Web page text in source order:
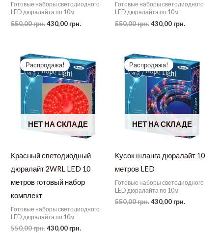
Готовые наборы светодиодного
LED дюралайта по 10м
550,00грн.Первоначальная
430,00 грн.
Готовые наборы светодиодного
LED дюралайта по 10м
550,00грн.Первоначальная
430,00 грн.
НЕТ НА СКЛАДЕ
Распродажа!
Красный светодиодный
дюралайт 2WRL LED 10
метров готовый набор
комплект
Готовые наборы светодиодного
LED дюралайта по 10м
550,00грн.Первоначальная
430,00 грн.Текущая
НЕТ НА СКЛАДЕ
Распродажа!
Кусок шланга дюралайт 10
метров LED
Готовые наборы светодиодного
LED дюралайта по 10м
550,00грн.Первоначальная
430,00 грн.Текущая